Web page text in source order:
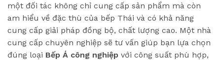
một đối tác không chỉ cung cấp sản phẩm mà còn
am hiểu về đặc thù của bếp Thái và có khả năng
cung cấp giải pháp đồng bộ, chất lượng cao. Một nhà
cung cấp chuyên nghiệp sẽ tư vấn giúp bạn lựa chọn
đúng loại Bếp Á công nghiệp với công suất phù hợp,